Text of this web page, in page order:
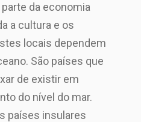
da economia
a cultura e os
locais dependem
São países que
de existir em
do nível do mar.
países insulares